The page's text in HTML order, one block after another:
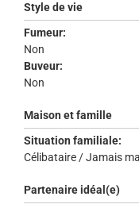
Style de vie
Fumeur:
Non
Buveur:
Non
Maison et famille
Situation familiale:
Célibataire / Jamais
Partenaire idéal(e)